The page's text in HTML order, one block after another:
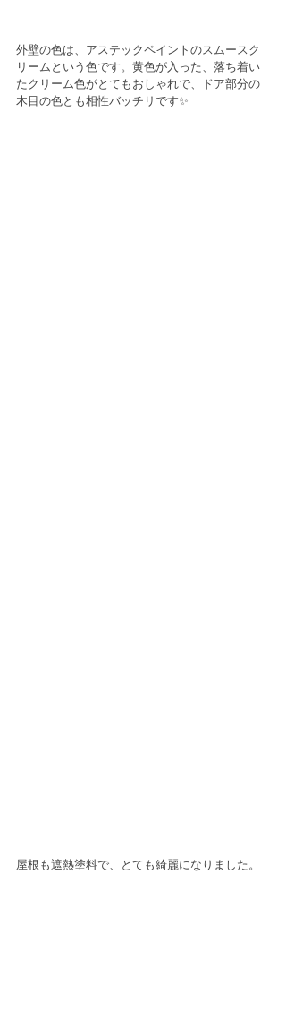
外壁の色は、アステックペイントのスムースク
リームという色です。黄色が入った、落ち着い
たクリーム色がとてもおしゃれで、ドア部分の
木目の色とも相性バッチリです✨
屋根も遮熱塗料で、とても綺麗になりました。